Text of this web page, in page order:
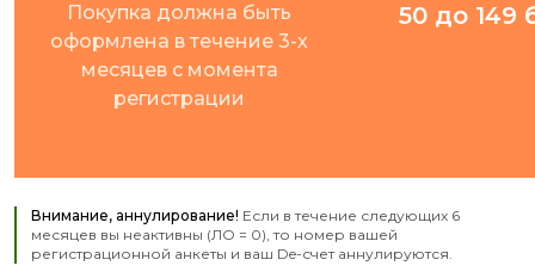
Покупка должна быть
оформлена в течение 3-х
месяцев с момента
регистрации
50 до 149
Внимание, аннулирование! Если в течение следующих 6
месяцев вы неактивны (ЛО = 0), то номер вашей
регистрационной анкеты и ваш De-счет аннулируются.